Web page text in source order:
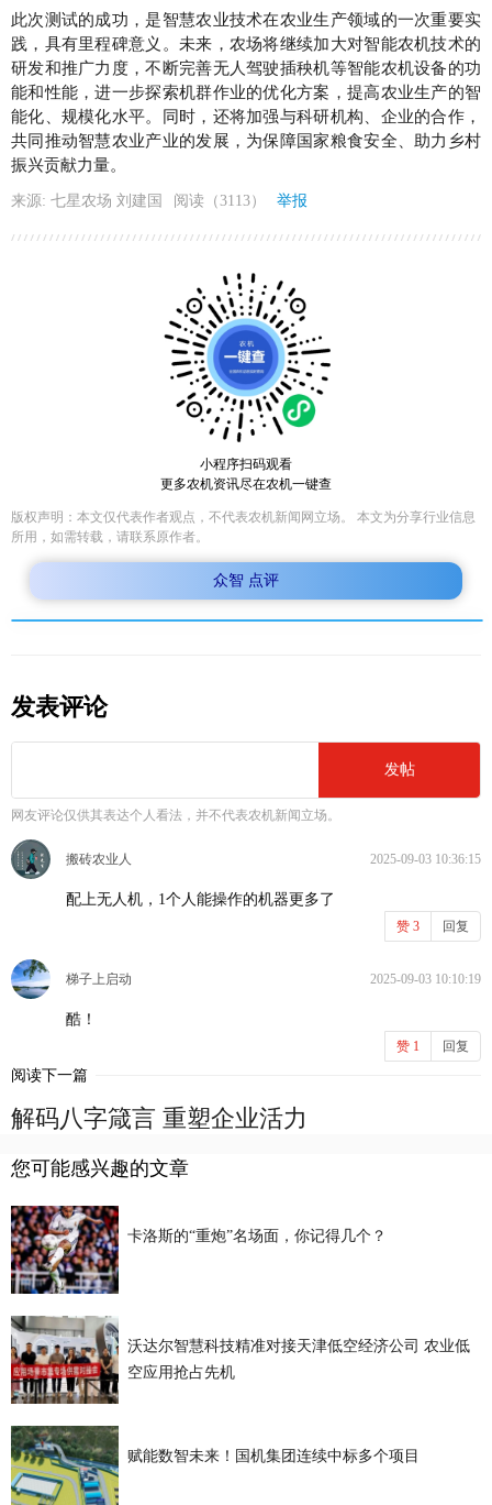
此次测试的成功，是智慧农业技术在农业生产领域的一次重要实
践，具有里程碑意义。未来，农场将继续加大对智能农机技术的
研发和推广力度，不断完善无人驾驶插秧机等智能农机设备的功
能和性能，进一步探索机群作业的优化方案，提高农业生产的智
能化、规模化水平。同时，还将加强与科研机构、企业的合作，
共同推动智慧农业产业的发展，为保障国家粮食安全、助力乡村
振兴贡献力量。
来源: 七星农场 刘建国 阅读（3113） 举报
小程序扫码观看
更多农机资讯尽在农机一键查
版权声明：本文仅代表作者观点，不代表农机新闻网立场。 本文为分享行业信息
所用，如需转载，请联系原作者。
众智 点评
发表评论
发帖
网友评论仅供其表达个人看法，并不代表农机新闻立场。
搬砖农业人 2025-09-03 10:36:15
配上无人机，1个人能操作的机器更多了
赞 3 回复
梯子上启动 2025-09-03 10:10:19
酷！
赞 1 回复
阅读下一篇
解码八字箴言 重塑企业活力
您可能感兴趣的文章
卡洛斯的“重炮”名场面，你记得几个？
沃达尔智慧科技精准对接天津低空经济公司 农业低
空应用抢占先机
赋能数智未来！国机集团连续中标多个项目